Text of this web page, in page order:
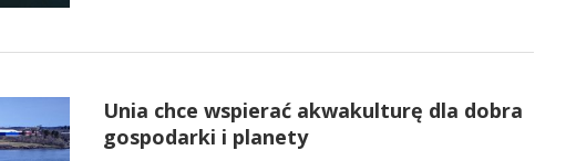
Unia chce wspierać akwakulturę dla dobra
gospodarki i planety